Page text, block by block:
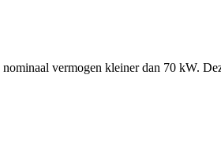
vermogen kleiner dan 70 kW.